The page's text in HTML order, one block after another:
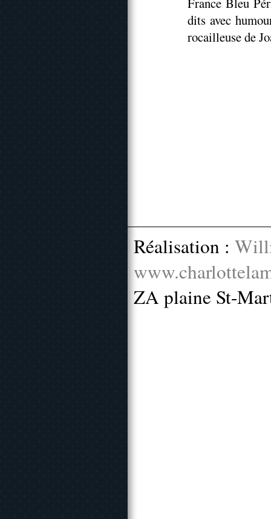
dits avec
rocailleuse de
Réalisation :
ZA plaine St-